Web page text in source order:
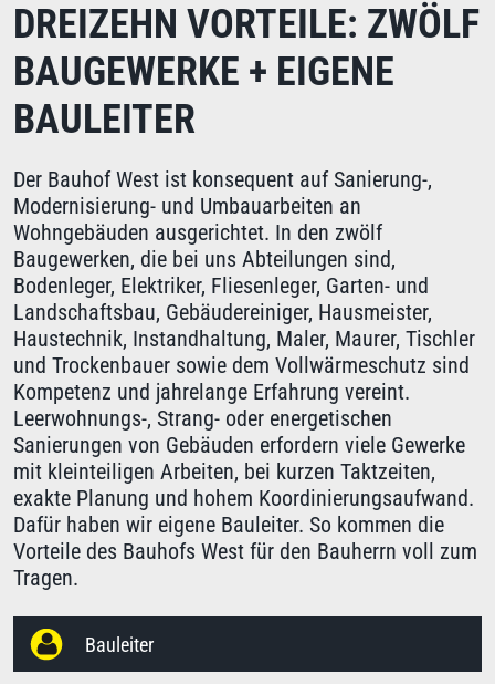
DREIZEHN VORTEILE: ZWÖLF
BAUGEWERKE + EIGENE
BAULEITER
Der Bauhof West ist konsequent auf Sanierung-,
Modernisierung- und Umbauarbeiten an
Wohngebäuden ausgerichtet. In den zwölf
Baugewerken, die bei uns Abteilungen sind,
Bodenleger, Elektriker, Fliesenleger, Garten- und
Landschaftsbau, Gebäudereiniger, Hausmeister,
Haustechnik, Instandhaltung, Maler, Maurer, Tischler
und Trockenbauer sowie dem Vollwärmeschutz sind
Kompetenz und jahrelange Erfahrung vereint.
Leerwohnungs-, Strang- oder energetischen
Sanierungen von Gebäuden erfordern viele Gewerke
mit kleinteiligen Arbeiten, bei kurzen Taktzeiten,
exakte Planung und hohem Koordinierungsaufwand.
Dafür haben wir eigene Bauleiter. So kommen die
Vorteile des Bauhofs West für den Bauherrn voll zum
Tragen.
Bauleiter